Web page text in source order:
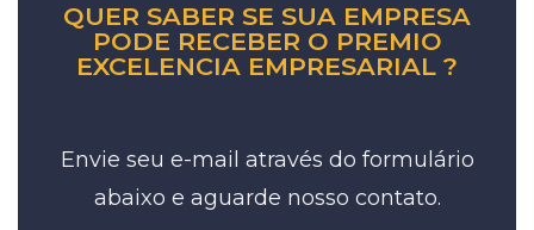
QUER SABER SE SUA EMPRESA
PODE RECEBER O PREMIO
EXCELENCIA EMPRESARIAL ?
Envie seu e-mail através do formulário
abaixo e aguarde nosso contato.